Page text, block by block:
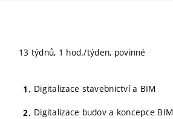
13 týdnů, 1 hod./týden, povinné
Digitalizace stavebnictví a BIM
Digitalizace budov a koncepce BIM